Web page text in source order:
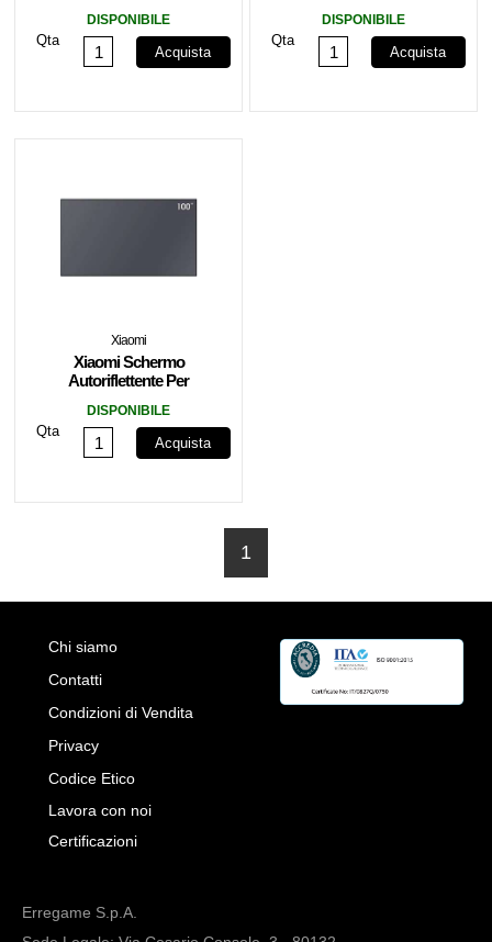
DISPONIBILE
Qta
Acquista
DISPONIBILE
Qta
Acquista
Xiaomi
Xiaomi Schermo
Autoriflettente Per
100"
DISPONIBILE
Qta
Acquista
1
Chi siamo
Contatti
Condizioni di Vendita
Privacy
Codice Etico
Lavora con noi
Certificazioni
Erregame S.p.A.